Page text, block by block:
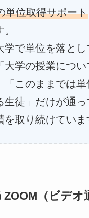
単位取得サポート
学で単位を落と
大学の授業につい
「このままでは単
生徒」だけが通っ
を取り続けていま
（ビデオ